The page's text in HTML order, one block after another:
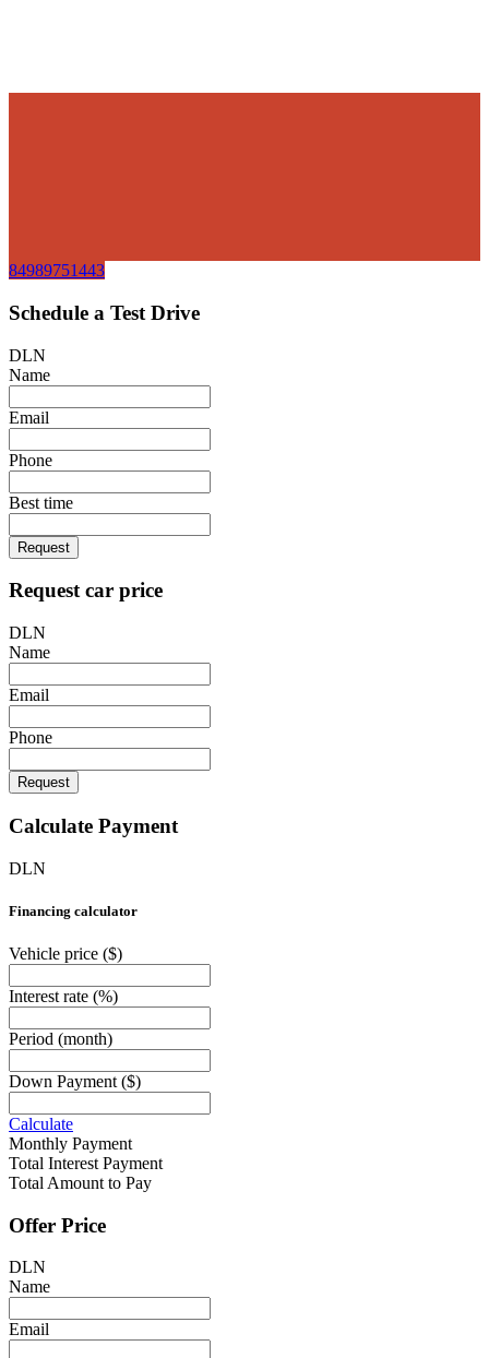
84989751443
Schedule a Test Drive
DLN
Name
Email
Phone
Best time
Request
Request car price
DLN
Name
Email
Phone
Request
Calculate Payment
DLN
Financing calculator
Vehicle price ($)
Interest rate (%)
Period (month)
Down Payment ($)
Calculate
Monthly Payment
Total Interest Payment
Total Amount to Pay
Offer Price
DLN
Name
Email